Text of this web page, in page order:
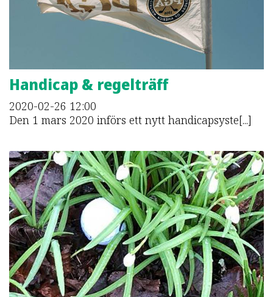
Handicap & regelträff
2020-02-26 12:00
Den 1 mars 2020 införs ett nytt handicapsyste[...]